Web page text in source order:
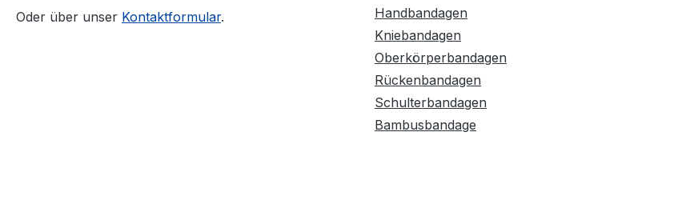
Oder über unser Kontaktformular.
Handbandagen
Kniebandagen
Oberkörperbandagen
Rückenbandagen
Schulterbandagen
Bambusbandage